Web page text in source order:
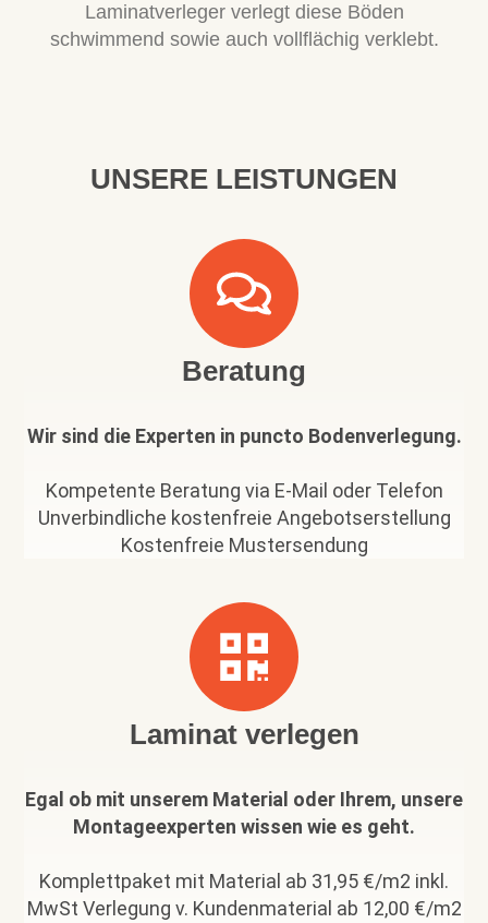
Laminatverleger verlegt diese Böden
schwimmend sowie auch vollflächig verklebt.
UNSERE LEISTUNGEN
Beratung
Wir sind die Experten in puncto Bodenverlegung.
Kompetente Beratung via E-Mail oder Telefon
Unverbindliche kostenfreie Angebotserstellung
Kostenfreie Mustersendung
Laminat verlegen
Egal ob mit unserem Material oder Ihrem, unsere
Montageexperten wissen wie es geht.
Komplettpaket mit Material ab 31,95 €/m2 inkl.
MwSt Verlegung v. Kundenmaterial ab 12,00 €/m2